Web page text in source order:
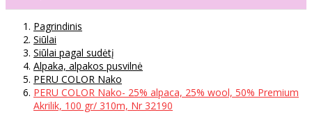
Pagrindinis
Siūlai
Siūlai pagal sudėtį
Alpaka, alpakos pusvilnė
PERU COLOR Nako
PERU COLOR Nako- 25% alpaca, 25% wool, 50% Premium
Akrilik, 100 gr/ 310m, Nr 32190